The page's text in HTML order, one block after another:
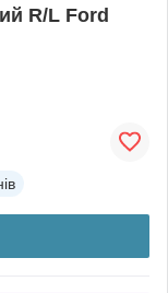
R/L Ford